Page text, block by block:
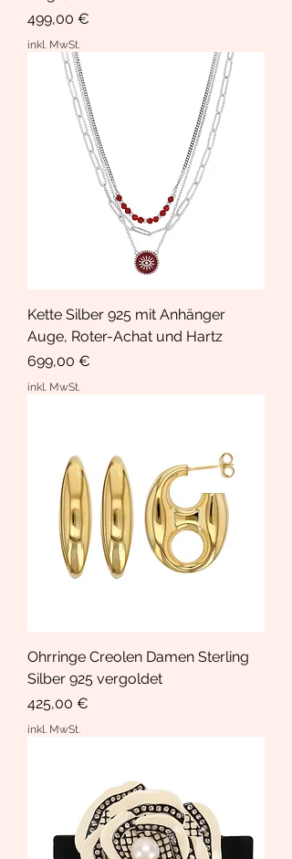
Preis
499,00 €
inkl. MwSt.
Kette Silber 925 mit Anhänger
Auge, Roter-Achat und Hartz
Preis
699,00 €
inkl. MwSt.
Ohrringe Creolen Damen Sterling
Silber 925 vergoldet
Preis
425,00 €
inkl. MwSt.